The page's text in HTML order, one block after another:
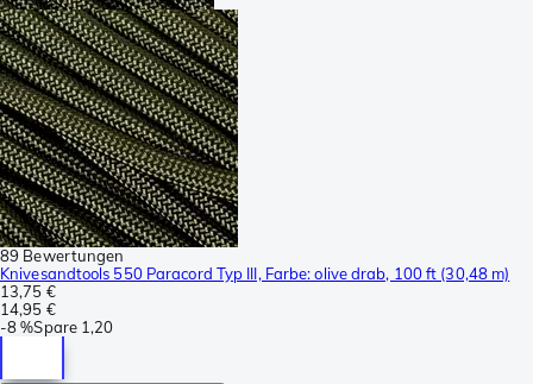
89 Bewertungen
Knivesandtools 550 Paracord Typ III, Farbe: olive drab, 100 ft (30,48 m)
13,75 €
14,95 €
-8 %Spare 1,20